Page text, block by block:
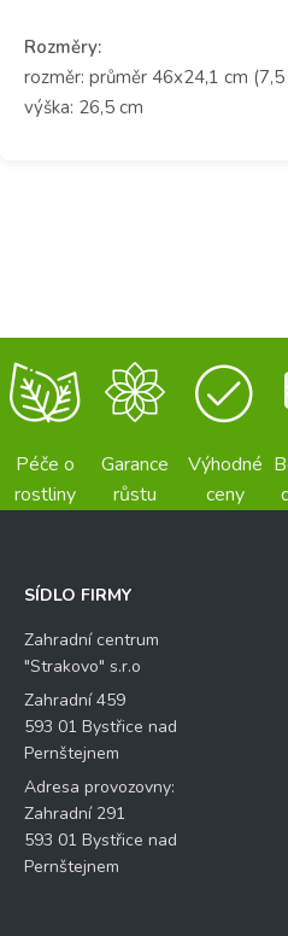
Rozměry:
rozměr: průměr 46x24,1 cm (7,5
výška: 26,5 cm
Péče o
rostliny
Garance
růstu
Výhodné
ceny
SÍDLO FIRMY
Zahradní centrum
"Strakovo" s.r.o
Zahradní 459
593 01 Bystřice nad
Pernštejnem
Adresa provozovny:
Zahradní 291
593 01 Bystřice nad
Pernštejnem